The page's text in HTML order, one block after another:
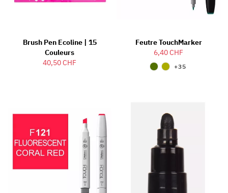
Brush Pen Ecoline | 15
Couleurs
40,50 CHF
Feutre TouchMarker
6,40 CHF
+35